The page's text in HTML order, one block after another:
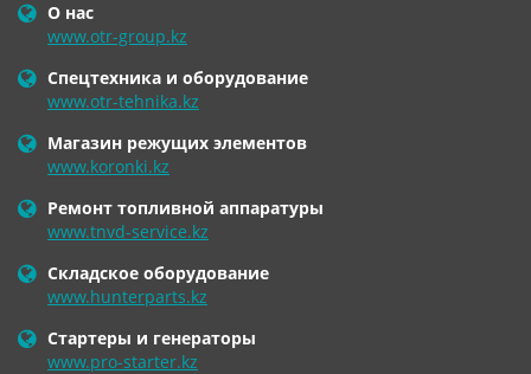
О нас
www.otr-group.kz
Спецтехника и оборудование
www.otr-tehnika.kz
Магазин режущих элементов
www.koronki.kz
Ремонт топливной аппаратуры
www.tnvd-service.kz
Складское оборудование
www.hunterparts.kz
Стартеры и генераторы
www.pro-starter.kz